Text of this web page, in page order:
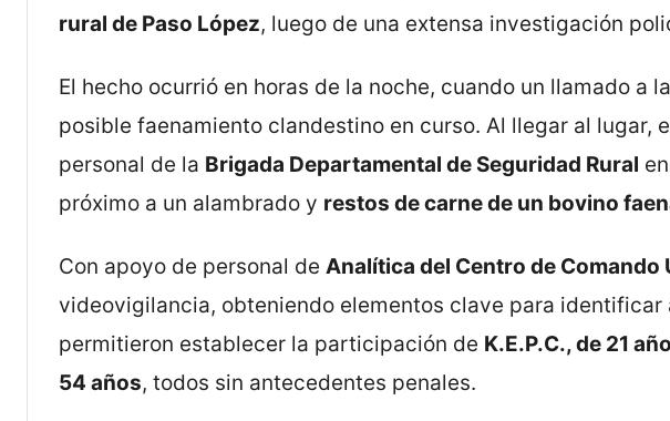
rural de Paso López, luego de una extensa investigación
El hecho ocurrió en horas de la noche, cuando un llamado a la
posible faenamiento clandestino en curso. Al llegar al lugar,
personal de la Brigada Departamental de Seguridad Rural
próximo a un alambrado y restos de carne de un bovino
Con apoyo de personal de Analítica del Centro de Comando
videovigilancia, obteniendo elementos clave para identificar
permitieron establecer la participación de K.E.P.C., de 21
54 años, todos sin antecedentes penales.